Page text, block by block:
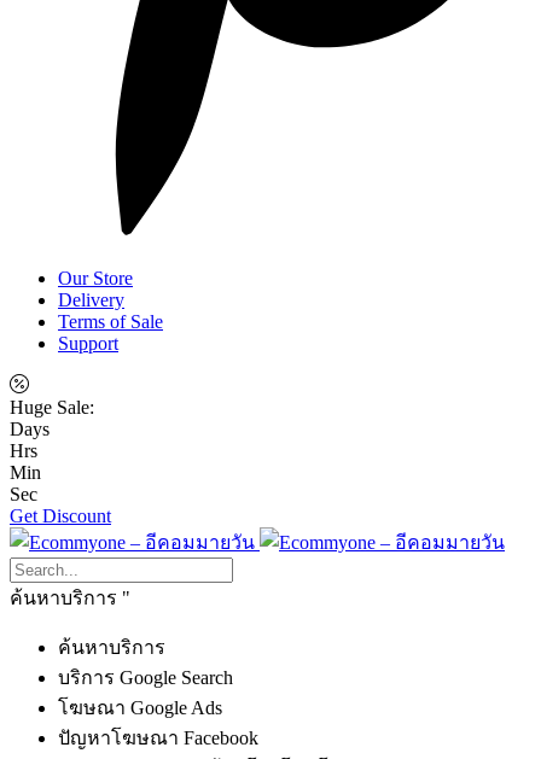
Our Store
Delivery
Terms of Sale
Support
Huge Sale:
Days
Hrs
Min
Sec
Get Discount
ค้นหาบริการ
ค้นหาบริการ
บริการ Google Search
โฆษณา Google Ads
ปัญหาโฆษณา Facebook